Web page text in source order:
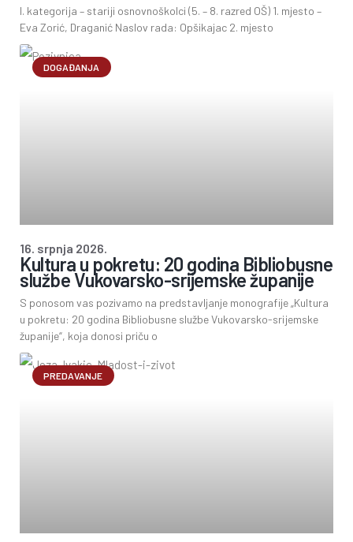
I. kategorija – stariji osnovnoškolci (5. – 8. razred OŠ) 1. mjesto –
Eva Zorić, Draganić Naslov rada: Opšikajac 2. mjesto
DOGAĐANJA
Kultura u pokretu: 20 godina Bibliobusne
službe Vukovarsko-srijemske županije
S ponosom vas pozivamo na predstavljanje monografije „Kultura
u pokretu: 20 godina Bibliobusne službe Vukovarsko-srijemske
županije“, koja donosi priču o
16. srpnja 2026.
PREDAVANJE